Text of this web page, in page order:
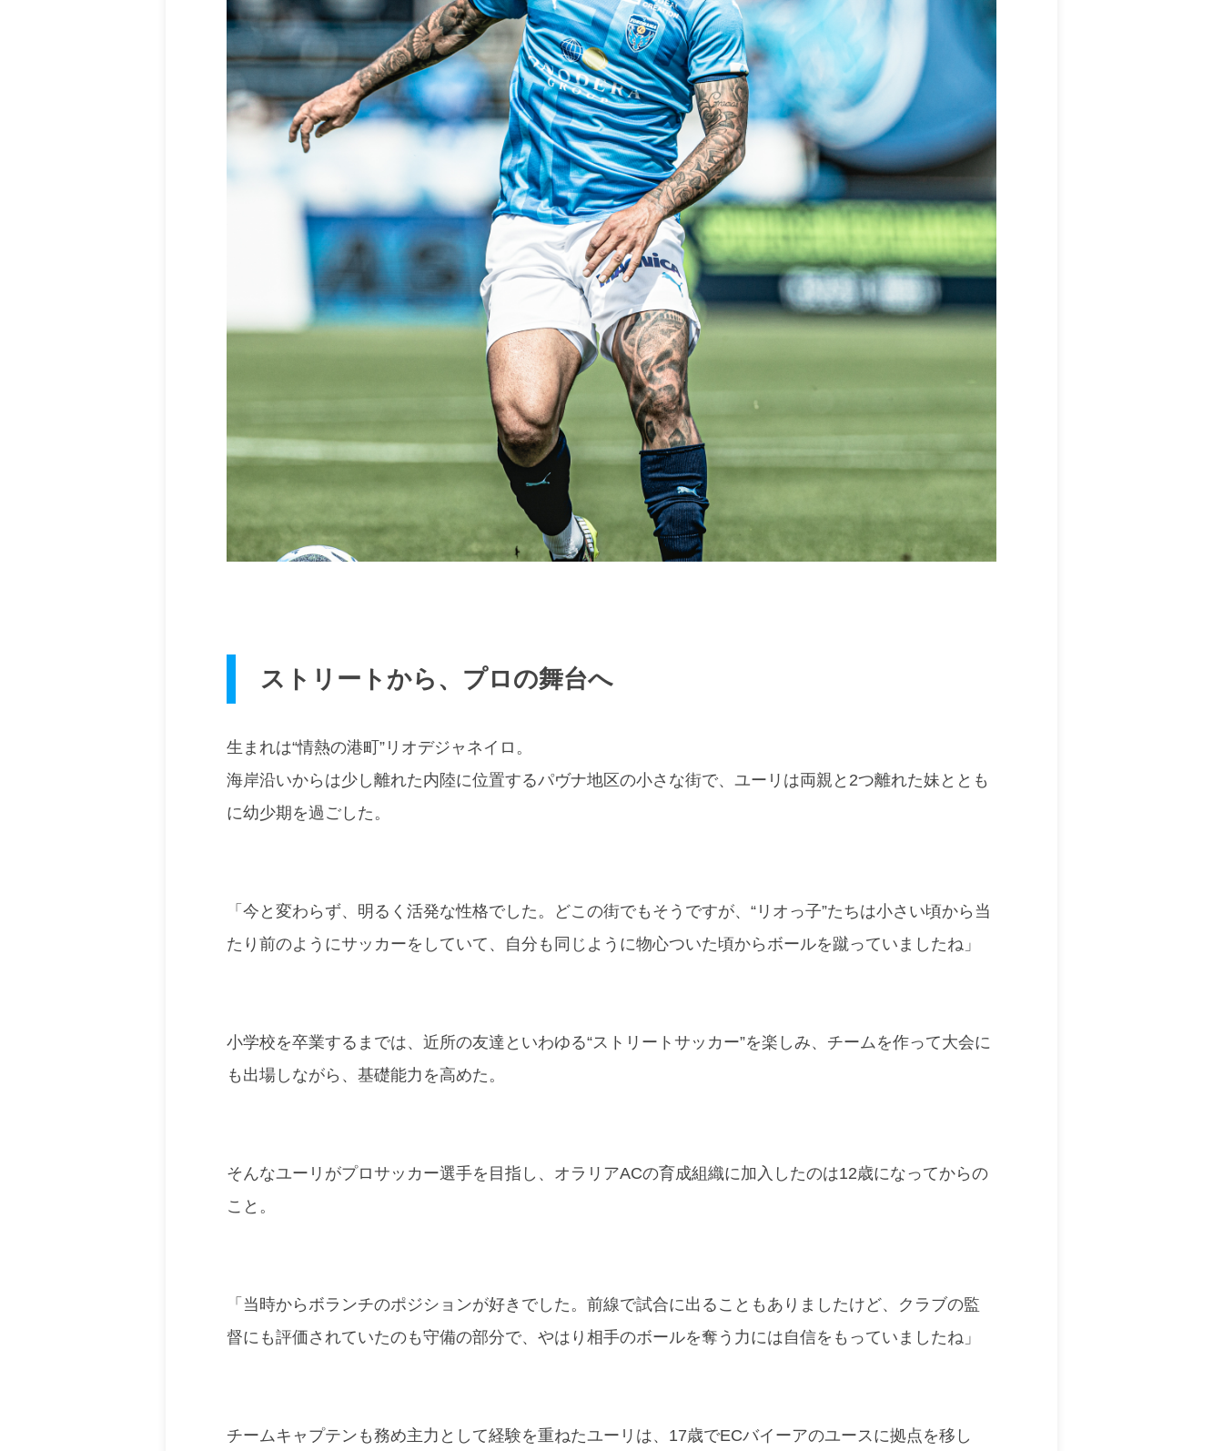
ストリートから、プロの舞台へ
生まれは“情熱の港町”リオデジャネイロ。
海岸沿いからは少し離れた内陸に位置するパヴナ地区の小さな街で、ユーリは両親と2つ離れた妹ととも
に幼少期を過ごした。
「今と変わらず、明るく活発な性格でした。どこの街でもそうですが、“リオっ子”たちは小さい頃から当
たり前のようにサッカーをしていて、自分も同じように物心ついた頃からボールを蹴っていましたね」
小学校を卒業するまでは、近所の友達といわゆる“ストリートサッカー”を楽しみ、チームを作って大会に
も出場しながら、基礎能力を高めた。
そんなユーリがプロサッカー選手を目指し、オラリアACの育成組織に加入したのは12歳になってからの
こと。
「当時からボランチのポジションが好きでした。前線で試合に出ることもありましたけど、クラブの監
督にも評価されていたのも守備の部分で、やはり相手のボールを奪う力には自信をもっていましたね」
チームキャプテンも務め主力として経験を重ねたユーリは、17歳でECバイーアのユースに拠点を移し